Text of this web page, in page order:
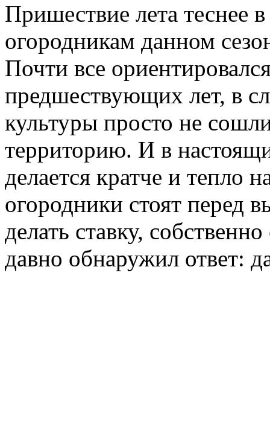
Пришествие лета теснее
огородникам данном
Почти все
предшествующих лет, в
культуры просто не
территорию. И в
делается кратче и тепло
огородники стоят перед
делать ставку,
давно обнаружил ответ: